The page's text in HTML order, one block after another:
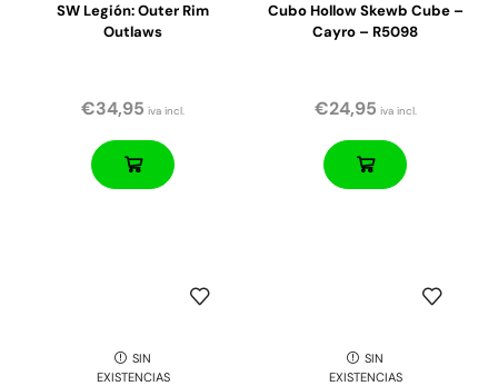
SW Legión: Outer Rim
Outlaws
€34,95 iva incl.
Cubo Hollow Skewb Cube –
Cayro – R5098
€24,95 iva incl.
SIN
EXISTENCIAS
SIN
EXISTENCIAS